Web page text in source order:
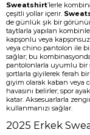
Sweatshirt’lerle
çeşitli yollar içerir.
de günlük şık bir
taytlarla yapılan
kapşonlu veya kapşonsuz
veya chino pantolon ile
sağlar; bu
pantolonlarla uyumlu bir
şortlarla giyilerek ferah
giyim olarak kaban veya
havasını belirler; spor
katar. Aksesuarlarla
kullanmanızı sağlar.
2025 Erkek